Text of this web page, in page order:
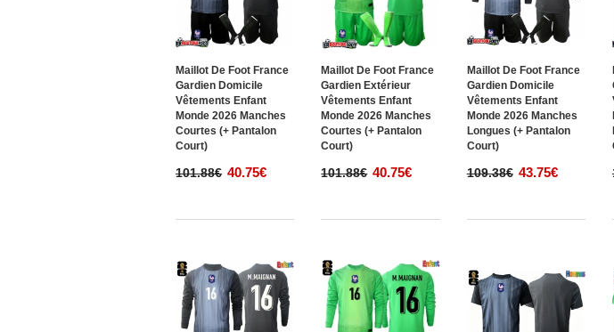
Maillot De Foot France
Gardien Domicile
Vêtements Enfant
Monde 2026 Manches
Courtes (+ Pantalon
Court)
101.88€ 40.75€
Maillot De Foot France
Gardien Extérieur
Vêtements Enfant
Monde 2026 Manches
Courtes (+ Pantalon
Court)
101.88€ 40.75€
Maillot De Foot France
Gardien Domicile
Vêtements Enfant
Monde 2026 Manches
Longues (+ Pantalon
Court)
109.38€ 43.75€